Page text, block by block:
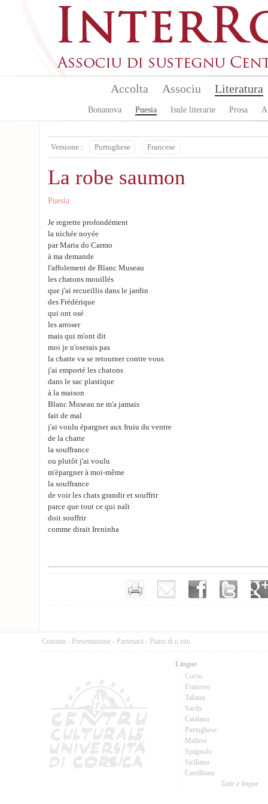
Accolta Associu Literatura
Bonanova Puesia Isule literarie Prosa
Versione : Purtughese Francese
La robe saumon
Puesia
Je regrette profondément
la nichée noyée
par Maria do Carmo
à ma demande
l'affolement de Blanc Museau
les chatons mouillés
que j'ai recueillis dans le jardin
des Frédérique
qui ont osé
les arroser
mais qui m'ont dit
moi je n'oserais pas
la chatte va se retourner contre vous
j'ai emporté les chatons
dans le sac plastique
à la maison
Blanc Museau ne m'a jamais
fait de mal
j'ai voulu épargner aux fruiu du ventre
de la chatte
la souffrance
ou plutôt j'ai voulu
m'épargner à moi-même
la souffrance
de voir les chats grandir et souffrir
parce que tout ce qui naît
doit souffrir
comme dirait Ireninha
Cuntattu - Presentazione - Partenarii - Pianu di u situ
Lingue
Corsu
Francese
Talianu
Sardu
Catalanu
Purtughese
Maltese
Spagnolu
Sicilianu
Castillianu
Tutte e lingue